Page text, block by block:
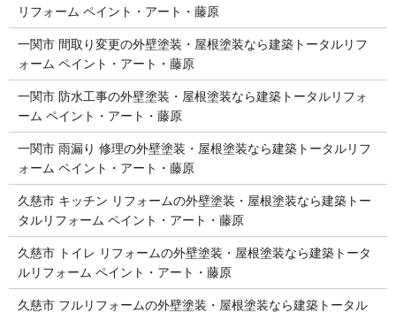
リフォーム ペイント・アート・藤原
一関市 間取り変更の外壁塗装・屋根塗装なら建築トータルリフ
ォーム ペイント・アート・藤原
一関市 防水工事の外壁塗装・屋根塗装なら建築トータルリフォ
ーム ペイント・アート・藤原
一関市 雨漏り 修理の外壁塗装・屋根塗装なら建築トータルリフ
ォーム ペイント・アート・藤原
久慈市 キッチン リフォームの外壁塗装・屋根塗装なら建築トー
タルリフォーム ペイント・アート・藤原
久慈市 トイレ リフォームの外壁塗装・屋根塗装なら建築トータ
ルリフォーム ペイント・アート・藤原
久慈市 フルリフォームの外壁塗装・屋根塗装なら建築トータル